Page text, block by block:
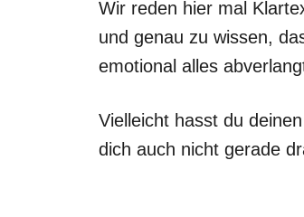
Wir reden hier mal
und genau zu wissen,
emotional alles
Vielleicht hasst du
dich auch nicht gerade